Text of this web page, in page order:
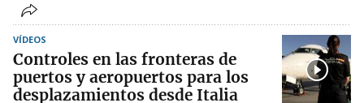
VÍDEOS
Controles en las fronteras de
puertos y aeropuertos para los
desplazamientos desde Italia